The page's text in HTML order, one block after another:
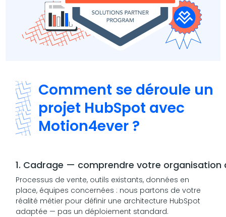
Comment se déroule un
projet HubSpot avec
Motion4ever ?
1. Cadrage — comprendre votre organisation
Processus de vente, outils existants, données en
place, équipes concernées : nous partons de votre
réalité métier pour définir une architecture HubSpot
adaptée — pas un déploiement standard.